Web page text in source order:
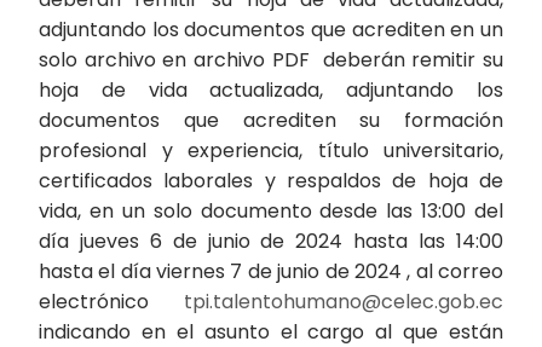
adjuntando los documentos que acrediten en un
solo archivo en archivo PDF deberán remitir su
hoja de vida actualizada, adjuntando los
documentos que acrediten su formación
profesional y experiencia, título universitario,
certificados laborales y respaldos de hoja de
vida, en un solo documento desde las 13:00 del
día jueves 6 de junio de 2024 hasta las 14:00
hasta el día viernes 7 de junio de 2024 , al correo
electrónico tpi.talentohumano@celec.gob.ec
indicando en el asunto el cargo al que están